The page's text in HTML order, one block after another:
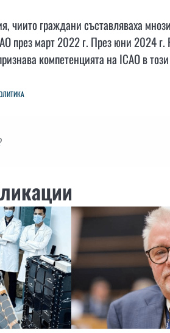
чиито граждани съставляваха
през март 2022 г. През юни 2024 г.
компетенцията на ICAO в